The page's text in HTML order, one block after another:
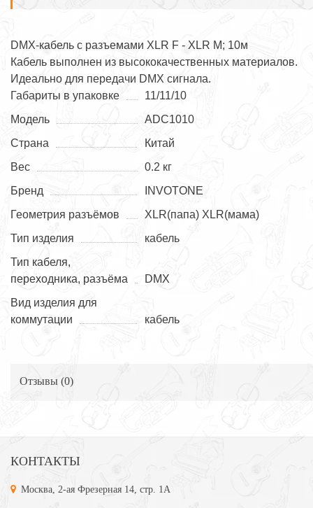
DMX-кабель с разъемами XLR F - XLR M; 10м
Кабель выполнен из высококачественных материалов.
Идеально для передачи DMX сигнала.
Габариты в упаковке
11/11/10
Модель
ADC1010
Страна
Китай
Вес
0.2 кг
Бренд
INVOTONE
Геометрия разъёмов
XLR(папа) XLR(мама)
Тип изделия
кабель
Тип кабеля,
переходника, разъёма
DMX
Вид изделия для
коммутации
кабель
Отзывы (0)
КОНТАКТЫ
Москва, 2-ая Фрезерная 14, стр. 1А